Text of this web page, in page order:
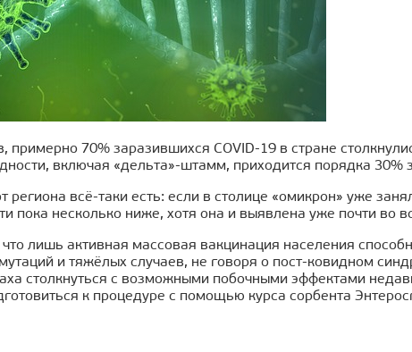
примерно 70% заразившихся COVID-19 в стране
включая «дельта»-штамм, приходится порядка 30%
региона всё-таки есть: если в столице «омикрон» уже
пока несколько ниже, хотя она и выявлена уже почти во
лишь активная массовая вакцинация населения
и тяжёлых случаев, не говоря о пост-ковидном
столкнуться с возможными побочными эффектами
к процедуре с помощью курса сорбента